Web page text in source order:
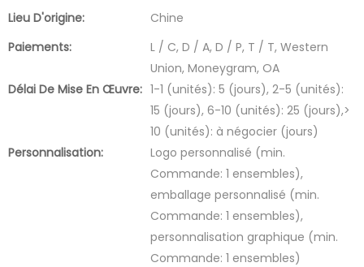
Lieu D'origine:
Chine
Paiements:
L / C, D / A, D / P, T / T, Western
Union, Moneygram, OA
Délai De Mise En Œuvre: 1-1 (unités): 5 (jours), 2-5 (unités):
15 (jours), 6-10 (unités): 25 (jours),>
10 (unités): à négocier (jours)
Personnalisation:
Logo personnalisé (min.
Commande: 1 ensembles),
emballage personnalisé (min.
Commande: 1 ensembles),
personnalisation graphique (min.
Commande: 1 ensembles)